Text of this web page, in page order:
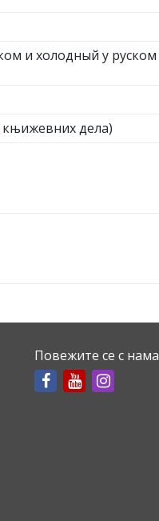
и холодный у руском
књижевних дела)
Повежите се с нама